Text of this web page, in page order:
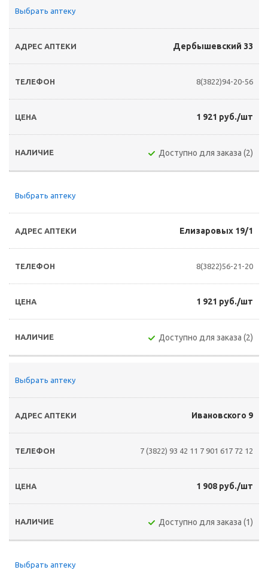
Выбрать аптеку
Дербышевский 33
8(3822)94-20-56
1 921 руб./шт
Доступно для заказа (2)
Выбрать аптеку
Елизаровых 19/1
8(3822)56-21-20
1 921 руб./шт
Доступно для заказа (2)
Выбрать аптеку
Ивановского 9
7 (3822) 93 42 11 7 901 617 72 12
1 908 руб./шт
Доступно для заказа (1)
Выбрать аптеку